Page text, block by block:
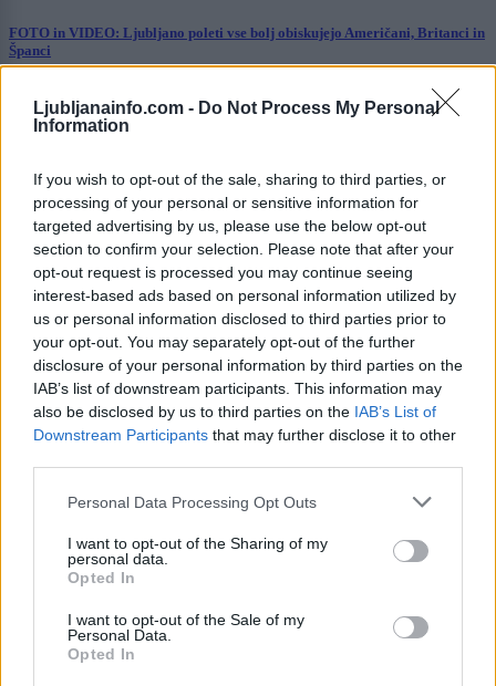
Ljubljanainfo.com - Do Not Process My Personal
Information
If you wish to opt-out of the sale, sharing to third parties, or
processing of your personal or sensitive information for
targeted advertising by us, please use the below opt-out
section to confirm your selection. Please note that after your
opt-out request is processed you may continue seeing
interest-based ads based on personal information utilized by
us or personal information disclosed to third parties prior to
your opt-out. You may separately opt-out of the further
disclosure of your personal information by third parties on the
IAB’s list of downstream participants. This information may
also be disclosed by us to third parties on the IAB’s List of
Downstream Participants that may further disclose it to other
Personal Data Processing Opt Outs
I want to opt-out of the Sharing of my
personal data.
Opted In
I want to opt-out of the Sale of my
Personal Data.
Opted In
FOTO in VIDEO: Ljubljano poleti vse bolj obiskujejo Američani, Britanci in
Španci
Huda vročina na Hrvaškem, nevaren vročinski val bo vztrajal do srede
Slovenija 10 ur nazaj
Vročina ne popušča: Temperature do 35 stopinj, izdano tudi opozorilo
Prikaži več
Želiš biti vedno na tekočem? Prijavi se na novice in dvakrat
tedensko v svoj email nabiralnik prejmi pregled svežih novic.
E-naslov
CAPTCHA
Nisem robot
zanimati? Najboljše nagradimo.
Prijavi se na cajtng